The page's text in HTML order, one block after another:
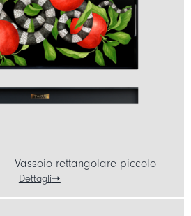
– Vassoio rettangolare piccolo
Dettagli